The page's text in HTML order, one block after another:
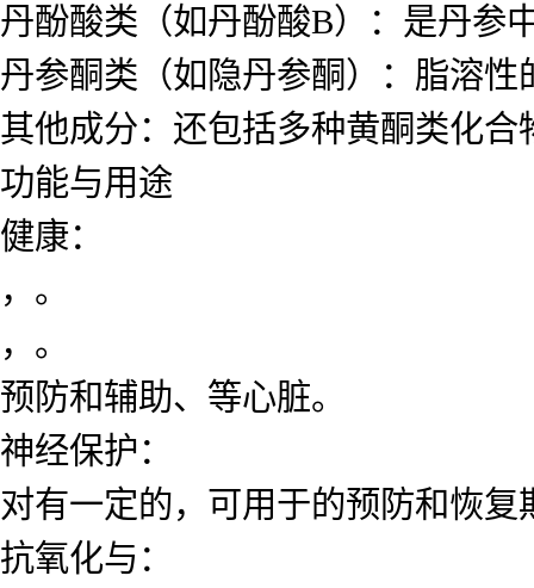
丹酚酸类（如丹酚酸B）：是丹参
丹参酮类（如隐丹参酮）：脂溶
其他成分：还包括多种黄酮类化合
功能与用途
健康：
，。
，。
预防和辅助、等心脏。
神经保护：
对有一定的，可用于的预防和恢复
抗氧化与：